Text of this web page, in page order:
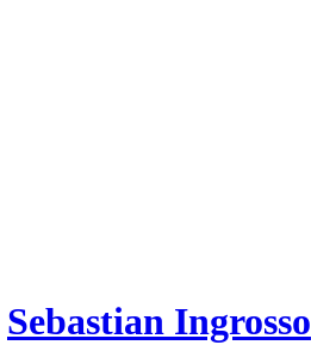
Sebastian Ingrosso